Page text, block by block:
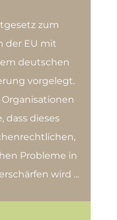
zum
der EU mit
deutschen
vorge­legt.
dass dieses
Probleme in
wird ...